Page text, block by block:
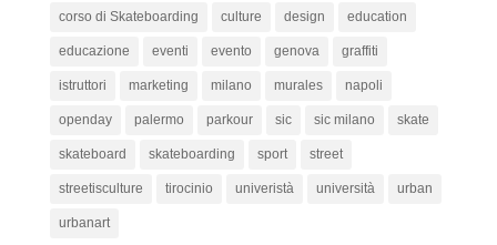
corso di Skateboarding culture design education
educazione eventi evento genova graffiti
istruttori marketing milano murales napoli
openday palermo parkour sic sic milano skate
skateboard skateboarding sport street
streetisculture tirocinio univeristà università urban
urbanart